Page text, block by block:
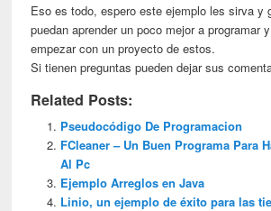
Eso es todo, espero este ejemplo les sirva y
puedan aprender un poco mejor a programar
empezar con un proyecto de estos.
Si tienen preguntas pueden dejar sus
Related Posts:
Pseudocódigo De Programacion
FCleaner – Un Buen Programa Para
Al Pc
Ejemplo Arreglos en Java
Linio, un ejemplo de éxito para las